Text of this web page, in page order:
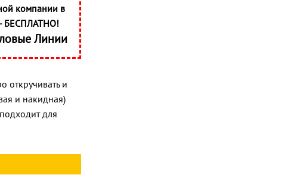
компании в
БЕСПЛАТНО!
Линии
откручивать и
и накидная)
для